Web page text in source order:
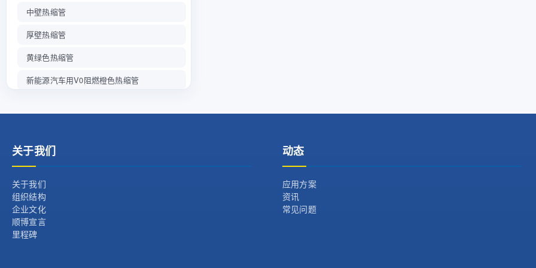
中壁热缩管
厚壁热缩管
黄绿色热缩管
新能源汽车用V0阻燃橙色热缩管
关于我们
关于我们
组织结构
企业文化
顺博宣言
里程碑
动态
应用方案
资讯
常见问题